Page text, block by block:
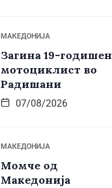
МАКЕДОНИЈА
Загина 19-годишен
мотоциклист во
Радишани
07/08/2026
МАКЕДОНИЈА
Момче од
Македонија